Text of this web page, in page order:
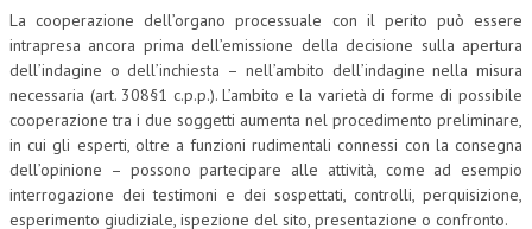
La cooperazione dell’organo processuale con il perito può essere
intrapresa ancora prima dell’emissione della decisione sulla apertura
dell’indagine o dell’inchiesta – nell’ambito dell’indagine nella misura
necessaria (art. 308§1 c.p.p.). L’ambito e la varietà di forme di possibile
cooperazione tra i due soggetti aumenta nel procedimento preliminare,
in cui gli esperti, oltre a funzioni rudimentali connessi con la consegna
dell’opinione – possono partecipare alle attività, come ad esempio
interrogazione dei testimoni e dei sospettati, controlli, perquisizione,
esperimento giudiziale, ispezione del sito, presentazione o confronto.